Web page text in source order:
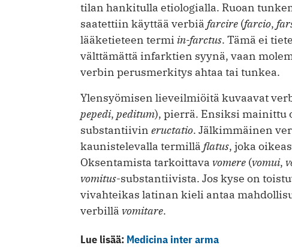
tilan hankitulla etiologialla. Ruoan
saatettiin käyttää verbiä farcire (farcio,
lääketieteen termi in-farctus. Tämä ei
välttämättä infarktien syynä, vaan
verbin perusmerkitys ahtaa tai tunkea.
Ylensyömisen lieveilmiöitä kuvaavat
pepedi, peditum), pierrä. Ensiksi mainittu
substantiivin eructatio. Jälkimmäinen
kaunistelevalla termillä flatus, joka
Oksentamista tarkoittava ­ vomere (vomui,
vomitus-substantiivista. Jos kyse on
vivahteikas latinan kieli antaa
verbillä vomitare.
Lue lisää: Medicina inter arma